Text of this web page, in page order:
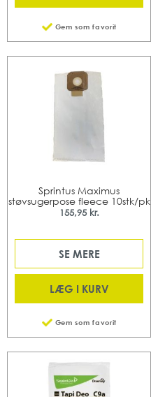
Gem som favorit
Sprintus Maximus
støvsugerpose fleece 10stk/pk
155,95 kr.
SE MERE
LÆG I KURV
Gem som favorit